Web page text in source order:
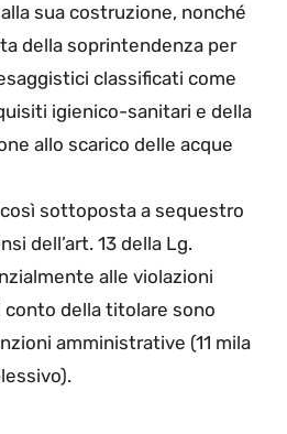
sua costruzione, nonché
della soprintendenza per
classificati come
igienico-sanitari e della
allo scarico delle acque
sottoposta a sequestro
dell’art. 13 della Lg.
alle violazioni
conto della titolare sono
amministrative (11 mila